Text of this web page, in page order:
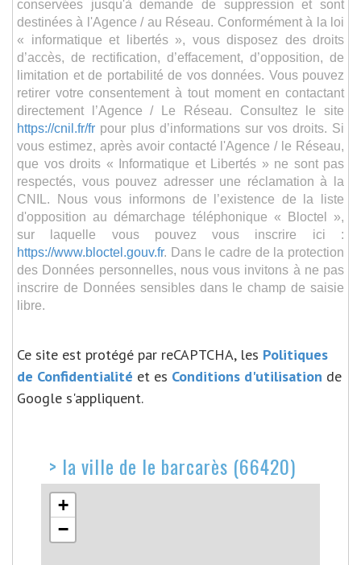
conservées jusqu'à demande de suppression et sont
destinées à l'Agence / au Réseau. Conformément à la loi
« informatique et libertés », vous disposez des droits
d’accès, de rectification, d’effacement, d’opposition, de
limitation et de portabilité de vos données. Vous pouvez
retirer votre consentement à tout moment en contactant
directement l’Agence / Le Réseau. Consultez le site
https://cnil.fr/fr pour plus d’informations sur vos droits. Si
vous estimez, après avoir contacté l'Agence / le Réseau,
que vos droits « Informatique et Libertés » ne sont pas
respectés, vous pouvez adresser une réclamation à la
CNIL. Nous vous informons de l’existence de la liste
d'opposition au démarchage téléphonique « Bloctel »,
sur laquelle vous pouvez vous inscrire ici :
https://www.bloctel.gouv.fr. Dans le cadre de la protection
des Données personnelles, nous vous invitons à ne pas
inscrire de Données sensibles dans le champ de saisie
libre.
Ce site est protégé par reCAPTCHA, les Politiques
de Confidentialité et es Conditions d'utilisation de
Google s'appliquent.
> la ville de le barcarès (66420)
+
−